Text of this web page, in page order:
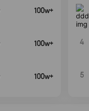
100w+
100w+
100w+
4
5